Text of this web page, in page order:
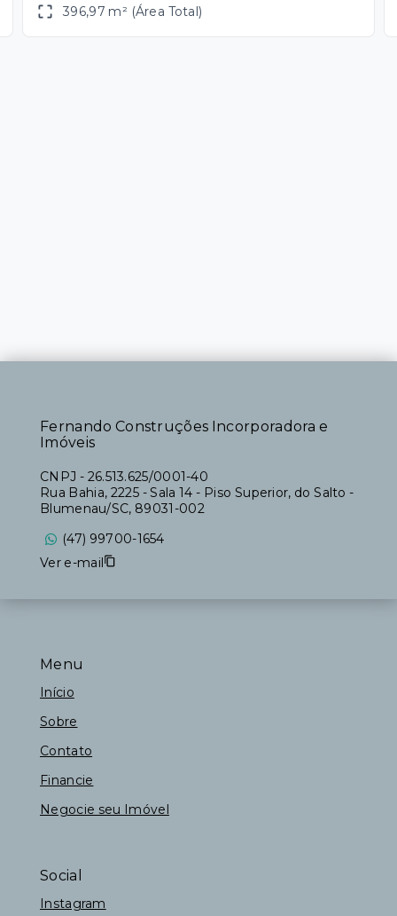
396,97 m² (Área Total)
Menu
Início
Sobre
Contato
Financie
Negocie seu Imóvel
Social
Instagram
Fernando Construções Incorporadora e
Imóveis
CNPJ - 26.513.625/0001-40
Rua Bahia, 2225 - Sala 14 - Piso Superior, do Salto -
Blumenau/SC, 89031-002
(47) 99700-1654
Ver e-mail